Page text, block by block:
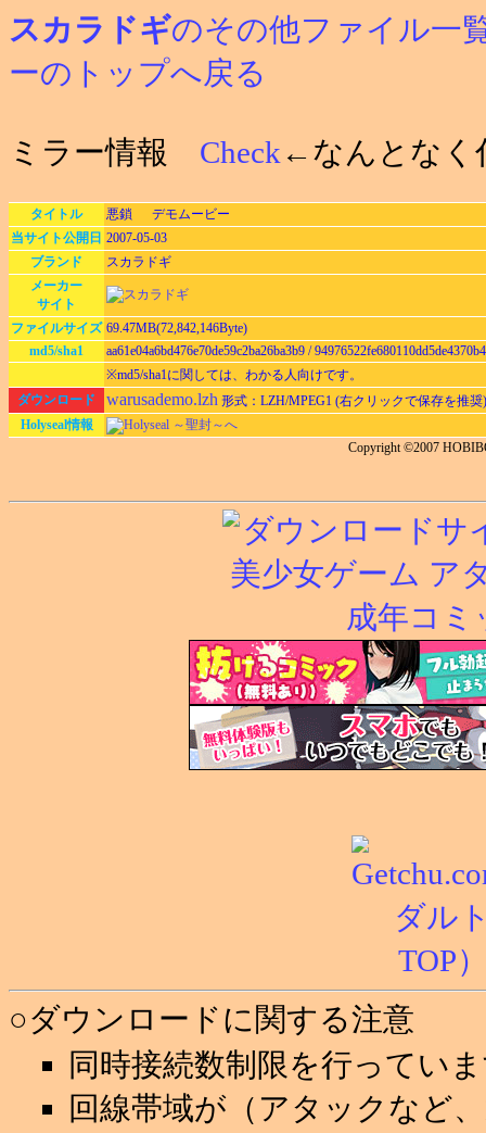
スカラドギのその他ファイル一
ーのトップへ戻る
ミラー情報 Check ←なんとなく
タイトル
悪鎖 デモムービー
当サイト公開日 2007-05-03
ブランド
スカラドギ
メーカー
サイト
ファイルサイズ 69.47MB(72,842,146Byte)
md5/sha1
aa61e04a6bd476e70de59c2ba26ba3b9 /
※md5/sha1に関しては、わかる人向けです。
ダウンロード
warusademo.lzh 形式：LZH/MPEG1 (右クリックで保存を推
Holyseal情報
Holyseal ～聖封～へ
Copyright ©2007
○ダウンロードに関する注意
同時接続数制限を行ってい
回線帯域が（アタックなど